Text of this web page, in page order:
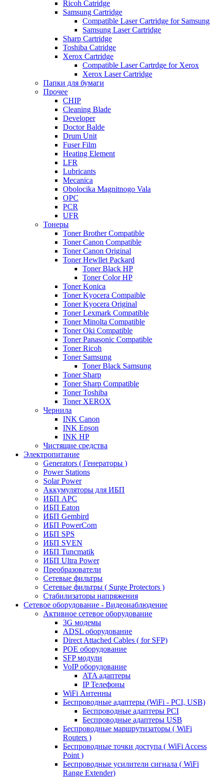
Ricoh Catridge
Samsung Cartridge
Compatible Laser Cartridge for Samsung
Samsung Laser Cartridge
Sharp Cartridge
Toshiba Catridge
Xerox Cartridge
Compatible Laser Cartrdge for Xerox
Xerox Laser Cartridge
Папки для бумаги
Прочее
CHIP
Cleaning Blade
Developer
Doctor Balde
Drum Unit
Fuser Film
Heating Element
LFR
Lubricants
Mecanica
Obolocika Magnitnogo Vala
OPC
PCR
UFR
Тонеры
Toner Brother Compatible
Toner Canon Compatible
Toner Canon Original
Toner Hewllet Packard
Toner Black HP
Toner Color HP
Toner Konica
Toner Kyocera Compaible
Toner Kyocera Original
Toner Lexmark Compatible
Toner Minolta Compatible
Toner Oki Compatible
Toner Panasonic Compatible
Toner Ricoh
Toner Samsung
Toner Black Samsung
Toner Sharp
Toner Sharp Compatible
Toner Toshiba
Toner XEROX
Чернила
INK Canon
INK Epson
INK HP
Чистящие средства
Электропитание
Generators ( Генераторы )
Power Stations
Solar Power
Аккумуляторы для ИБП
ИБП APC
ИБП Eaton
ИБП Gembird
ИБП PowerCom
ИБП SPS
ИБП SVEN
ИБП Tuncmatik
ИБП Ultra Power
Преобразователи
Сетевые фильтры
Сетевые фильтры ( Surge Protectors )
Стабилизаторы напряжения
Сетевое оборудование - Видеонаблюдение
Активное сетевое оборудование
3G модемы
ADSL оборудование
Direct Attached Cables ( for SFP)
POE оборудование
SFP модули
VoIP оборудование
ATA адаптеры
IP Телефоны
WiFi Антенны
Беспроводные адаптеры (WiFi - PCI, USB)
Беспроводные адаптеры PCI
Беспроводные адаптеры USB
Беспроводные маршрутизаторы ( WiFi
Routers )
Беспроводные точки доступа ( WiFi Access
Point )
Беспроводные усилители сигнала ( WiFi
Range Extender)